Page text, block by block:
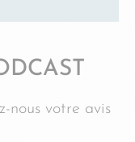
nous votre avis